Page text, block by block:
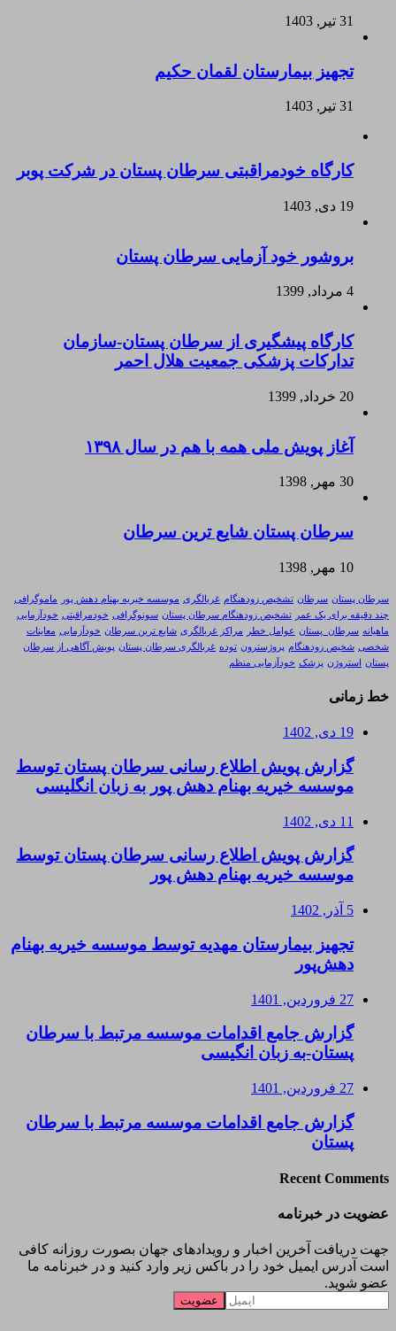
31 تیر, 1403
تجهیز بیمارستان لقمان حکیم
31 تیر, 1403
کارگاه خودمراقبتی سرطان پستان در شرکت پوبر
19 دی, 1403
بروشور خود آزمایی سرطان پستان
4 مرداد, 1399
کارگاه پیشگیری از سرطان پستان-سازمان
تدارکات پزشکی جمعیت هلال احمر
20 خرداد, 1399
آغاز پویش ملی همه با هم در سال ۱۳۹۸
30 مهر, 1398
سرطان پستان شایع ترین سرطان
10 مهر, 1398
سرطان پستان سرطان تشخیص زودهنگام غربالگری موسسه خیریه بهنام دهش پور
ماموگرافی
چند دقیقه برای یک عمر
تشخیص زودهنگام سرطان پستان سونوگرافی خودمراقبتی خودآزمایی
ماهیانه سرطان_پستان عوامل خطر مراکز غربالگری شایع ترین سرطان خودآزمایی معاینات
شخصی شخیص زودهنگام پروژسترون توده غربالگری سرطان پستان پویش آگاهی از سرطان
پستان
استروژن پزشک خودآزمایی منظم
خط زمانی
19 دی, 1402
گزارش پویش اطلاع رسانی سرطان پستان توسط
موسسه خیریه بهنام دهش پور به زبان انگلیسی
11 دی, 1402
گزارش پویش اطلاع رسانی سرطان پستان توسط
موسسه خیریه بهنام دهش پور
5 آذر, 1402
تجهیز بیمارستان مهدیه توسط موسسه خیریه بهنام
دهش‌پور
27 فروردین, 1401
گزارش جامع اقدامات موسسه مرتبط با سرطان
پستان-به زبان انگیسی
27 فروردین, 1401
گزارش جامع اقدامات موسسه مرتبط با سرطان
پستان
Recent Comments
عضویت در خبرنامه
جهت دریافت آخرین اخبار و رویدادهای جهان بصورت روزانه کافی
است آدرس ایمیل خود را در باکس زیر وارد کنید و در خبرنامه ما
عضو شوید.